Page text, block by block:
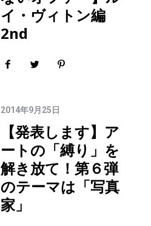
イ・ヴィトン編
2nd
2014年9月25日
【発表します】ア
ートの「縛り」を
解き放て！第６弾
のテーマは「写真
家」